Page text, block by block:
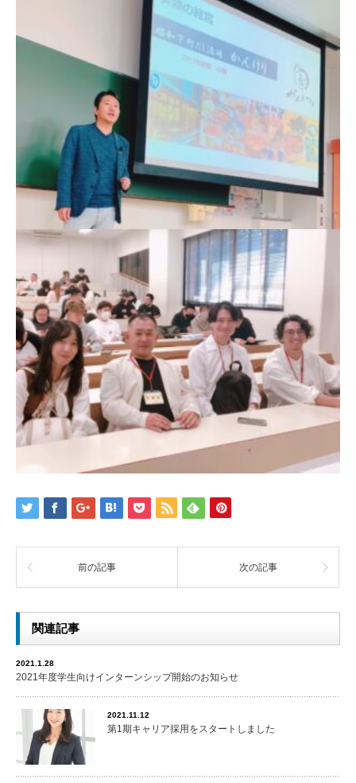
前の記事 次の記事
関連記事
2021.1.28
2021年度学生向けインターンシップ開始のお知らせ
2021.11.12
第1期キャリア採用をスタートしました